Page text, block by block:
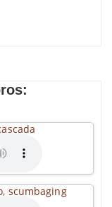
scumbaging